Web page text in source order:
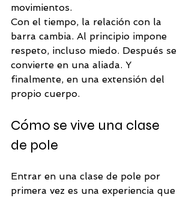
movimientos.
Con el tiempo, la relación con la
barra cambia. Al principio impone
respeto, incluso miedo. Después se
convierte en una aliada. Y
finalmente, en una extensión del
propio cuerpo.
Cómo se vive una clase
de pole
Entrar en una clase de pole por
primera vez es una experiencia que